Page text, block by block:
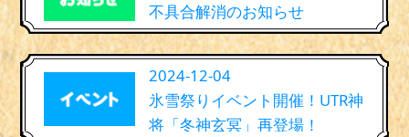
不具合解消のお知らせ
2024-12-04
氷雪祭りイベント開催！UTR神
将「冬神玄冥」再登場！